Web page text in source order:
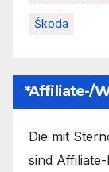
Škoda
*Affiliate-/
Die mit
sind